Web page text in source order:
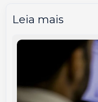
Leia mais